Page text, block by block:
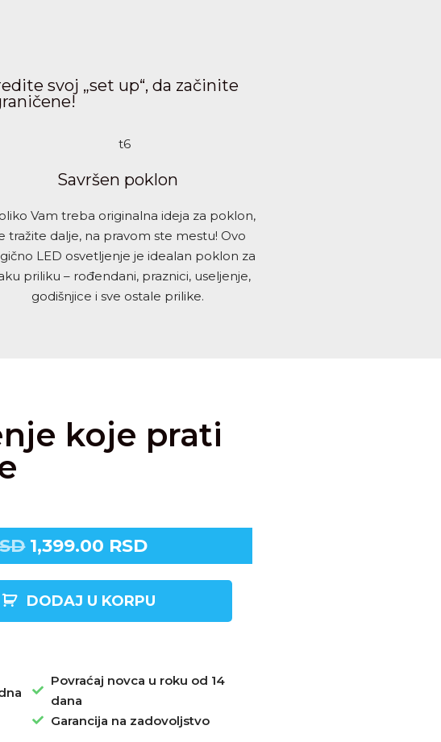
svoj „set up“, da začinite
Savršen poklon
Vam treba originalna ideja za poklon,
tražite dalje, na pravom ste mestu! Ovo
LED osvetljenje je idealan poklon za
priliku – rođendani, praznici, useljenje,
godišnjice i sve ostale prilike.
koje prati
1,399.00 RSD
DODAJ U KORPU
Povraćaj novca u roku od 14
dana
Garancija na zadovoljstvo